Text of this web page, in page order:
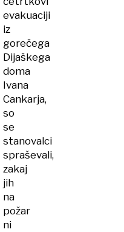
evakuaciji
iz
gorečega
Dijaškega
doma
Ivana
Cankarja,
so
se
stanovalci
spraševali,
zakaj
jih
na
požar
ni